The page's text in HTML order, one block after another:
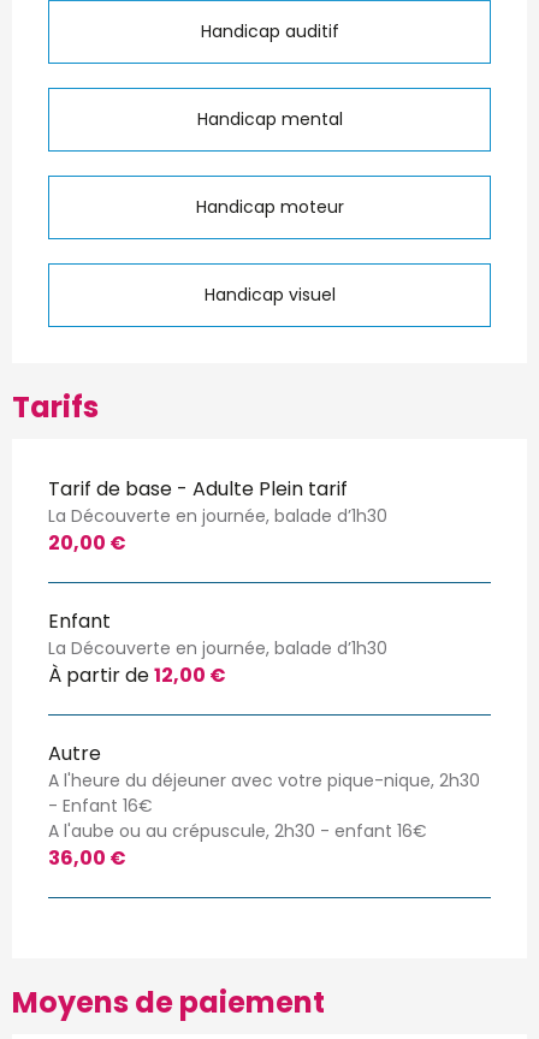
Handicap auditif
Handicap mental
Handicap moteur
Handicap visuel
Tarifs
Tarifs 2026
Tarif de base - Adulte Plein tarif
La Découverte en journée, balade d’1h30
20,00 €
Enfant
La Découverte en journée, balade d’1h30
À partir de12,00 €
Autre
A l'heure du déjeuner avec votre pique-nique, 2h30
- Enfant 16€
A l'aube ou au crépuscule, 2h30 - enfant 16€
36,00 €
Moyens de paiement